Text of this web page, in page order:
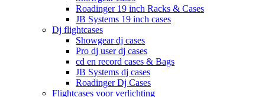
Roadinger 19 inch Racks & Cases
JB Systems 19 inch cases
Dj flightcases
Showgear dj cases
Pro dj user dj cases
cd en record cases & Bags
JB Systems dj cases
Roadinger Dj Cases
Flightcases voor verlichting